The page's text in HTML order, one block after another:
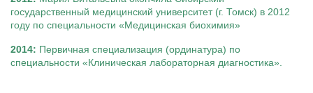
государственный медицинский университет (г. Томск) в 2012
году по специальности «Медицинская биохимия»
2014: Первичная специализация (ординатура) по
специальности «Клиническая лабораторная диагностика».